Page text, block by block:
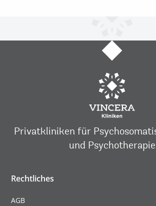
Privatkliniken für
und Psychotherapie
Rechtliches
AGB